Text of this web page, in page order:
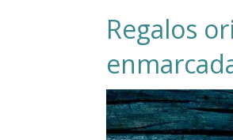
Regalos